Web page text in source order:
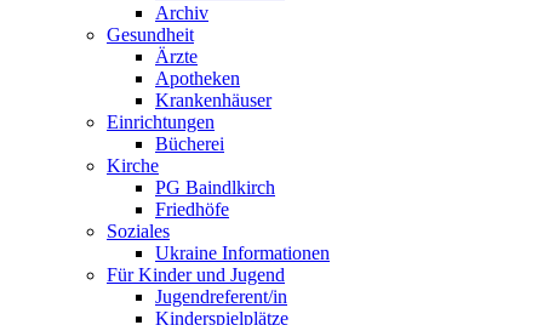
Archiv
Gesundheit
Ärzte
Apotheken
Krankenhäuser
Einrichtungen
Bücherei
Kirche
PG Baindlkirch
Friedhöfe
Soziales
Ukraine Informationen
Für Kinder und Jugend
Jugendreferent/in
Kinderspielplätze